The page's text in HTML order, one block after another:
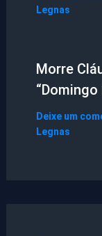
Legnas
Morre
“Domingo
Deixe um
Legnas